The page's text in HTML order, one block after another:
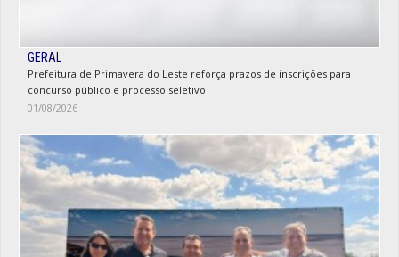
GERAL
Prefeitura de Primavera do Leste reforça prazos de inscrições para
concurso público e processo seletivo
01/08/2026